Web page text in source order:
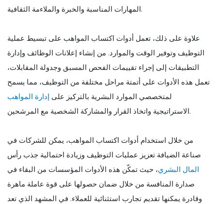
المهارات المناسبة والخبرة والملاءمة الثقافية.
علاوة على ذلك، تعمل أدوات اكتساب المواهب على تبسيط عملية
التوظيف وتوفير الوقت والموارد. من إنشاء إعلانات الوظائف وإدارة
التطبيقات إلى إجراء تقييمات الفحص المسبق وجدولة المقابلات،
تعمل هذه الأدوات على أتمتة مراحل مختلفة من التوظيف، مما يسمح
لمتخصصي الموارد البشرية بالتركيز على إدارة المواهب
الاستراتيجية واتخاذ القرار والمشاركة الشخصية مع المرشحين.
من خلال استخدام أدوات اكتساب المواهب، يمكن للشركات في
صناعة الضيافة تعزيز عمليات التوظيف وزيادة احتمالية جذب رأس
المال البشري، حيث تمكّن هذه الأدوات المؤسسات من البقاء في
صدارة المنافسة من خلال ضمان حصولها على قوة عاملة ماهرة
وقادرة يمكنها تقديم تجارب استثنائية للعملاء. في المشهد الذي تعد